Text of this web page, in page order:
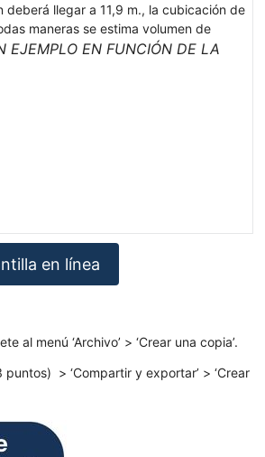
llegar a 11,9 m., la cubicación de
maneras se estima volumen de
EJEMPLO EN FUNCIÓN DE LA
en línea
menú ‘Archivo’ > ‘Crear una copia’.
> ‘Compartir y exportar’ > ‘Crear